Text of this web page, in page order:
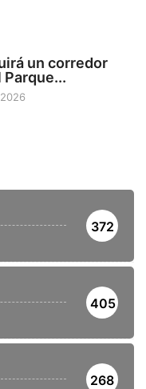
un corredor
372
405
268